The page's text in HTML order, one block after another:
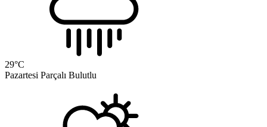
29°C
Pazartesi Parçalı Bulutlu